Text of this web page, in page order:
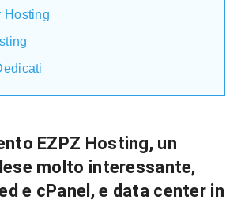
Hosting
EZPZ Hosting, un
molto interessante,
e cPanel, e data center in